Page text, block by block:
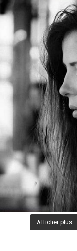
Afficher plus...